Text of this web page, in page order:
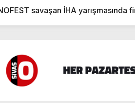
savaşan İHA yarışmasında
birincilerine ödül
başladı
başlamak istiyoruz”